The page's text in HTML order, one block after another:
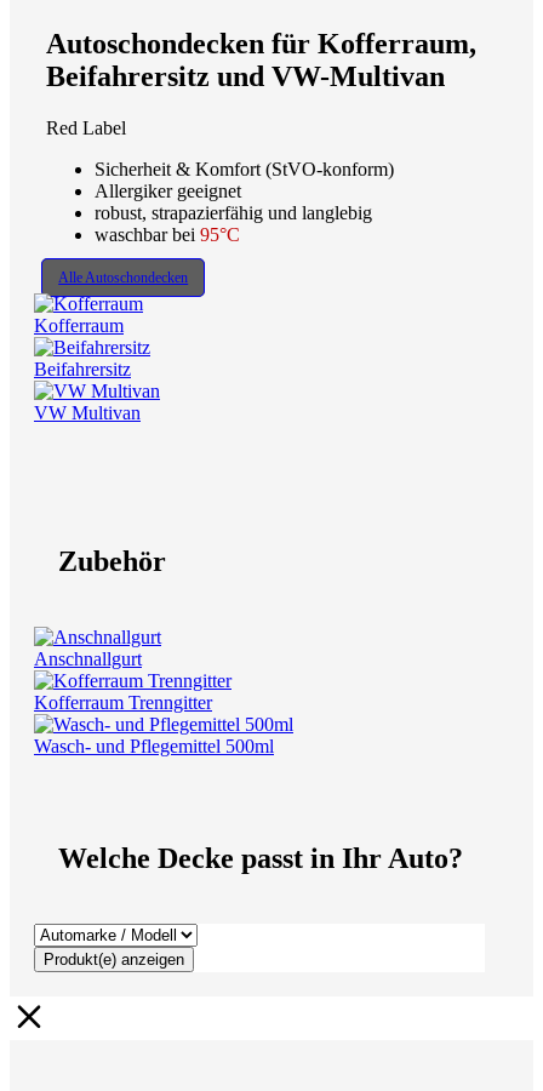
Autoschondecken für Kofferraum,
Beifahrersitz und VW-Multivan
Red Label
Sicherheit & Komfort (StVO-konform)
Allergiker geeignet
robust, strapazierfähig und langlebig
waschbar bei 95°C
Alle Autoschondecken
Kofferraum
Beifahrersitz
VW Multivan
Zubehör
Anschnallgurt
Kofferraum Trenngitter
Wasch- und Pflegemittel 500ml
Welche Decke passt in Ihr Auto?
Produkt(e) anzeigen